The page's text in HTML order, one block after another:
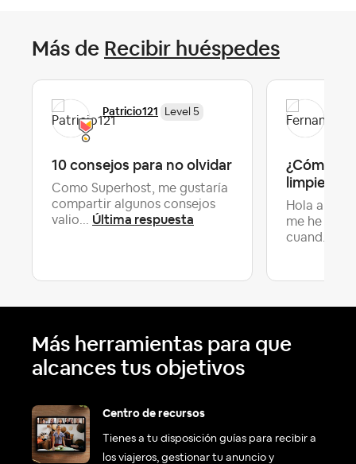
Más de Recibir huéspedes
Patricio121 Level 5
10 consejos para no olvidar
Como Superhost, me gustaría
compartir algunos consejos
valio... Última respuesta
¿Cómo
limpieza
Hola a
me he
cuand...
Más herramientas para que
alcances tus objetivos
Centro de recursos
Tienes a tu disposición guías para recibir a
los viajeros, gestionar tu anuncio y